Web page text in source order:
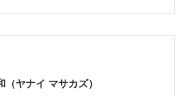
（ヤナイ マサカズ）